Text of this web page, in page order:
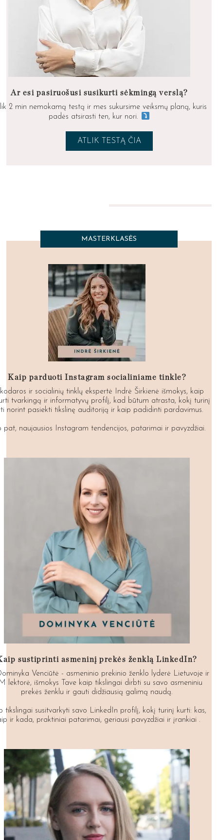
Ar esi pasiruošusi susikurti sėkmingą verslą?
2 min nemokamą testą ir mes sukursime veiksmų planą, kuris
padės atsirasti ten, kur nori.
ATLIK TESTĄ ČIA
MASTERKLASĖS
Kaip parduoti Instagram socialiniame tinkle?
ir socialinių tinklų ekspertė Indrė Širkienė išmokys, kaip
tvarkingą ir informatyvų profilį, kad būtum atrasta, kokį turinį
norint pasiekti tikslinę auditoriją ir kaip padidinti pardavimus.
pat, naujausios Instagram tendencijos, patarimai ir pavyzdžiai.
sustiprinti asmeninį prekės ženklą LinkedIn?
Venciūtė - asmeninio prekinio ženklo lyderė Lietuvoje ir
lektorė, išmokys Tave kaip tikslingai dirbti su savo asmeniniu
prekės ženklu ir gauti didžiausią galimą naudą.
tikslingai susitvarkyti savo LinkedIn profilį, kokį turinį kurti: kas,
ir kada, praktiniai patarimai, geriausi pavyzdžiai ir įrankiai .